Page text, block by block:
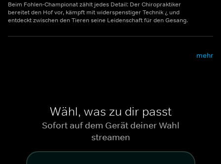
Beim Fohlen-Championat zählt jedes Detail: Der Chiropraktiker
bereitet den Hof vor, kämpft mit widerspenstiger Technik ¿ und
entdeckt zwischen den Tieren seine Leidenschaft für den Gesang.
mehr
Wähl, was zu dir passt
Sofort auf dem Gerät deiner Wahl
streamen